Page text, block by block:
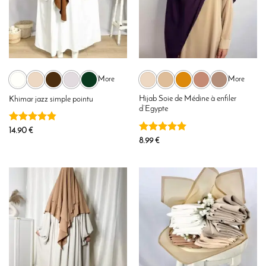
More
Khimar jazz simple pointu
Note4.83
14.90 €
More
Hijab Soie de Médine à enfiler
d’Egypte
Note
8.99€